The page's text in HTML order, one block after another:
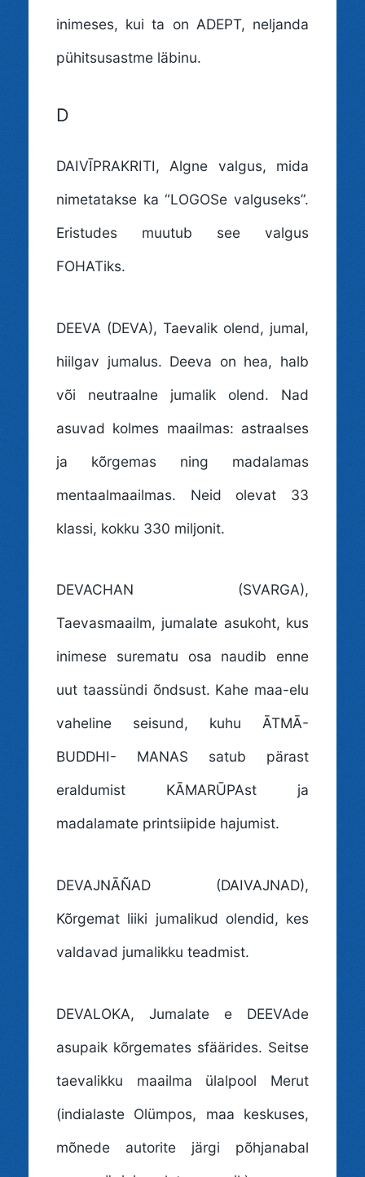
inimeses, kui ta on ADEPT, neljanda
pühitsusastme läbinu.
D
DAIVĪPRAKRITI, Algne valgus, mida
nimetatakse ka “LOGOSe valguseks”.
Eristudes muutub see valgus
FOHATiks.
DEEVA (DEVA), Taevalik olend, jumal,
hiilgav jumalus. Deeva on hea, halb
või neutraalne jumalik olend. Nad
asuvad kolmes maailmas: astraalses
ja kõrgemas ning madalamas
mentaalmaailmas. Neid olevat 33
klassi, kokku 330 miljonit.
DEVACHAN (SVARGA),
Taevasmaailm, jumalate asukoht, kus
inimese surematu osa naudib enne
uut taassündi õndsust. Kahe maa-elu
vaheline seisund, kuhu ĀTMĀ-
BUDDHI- MANAS satub pärast
eraldumist KĀMARŪPAst ja
madalamate printsiipide hajumist.
DEVAJNĀÑAD (DAIVAJNAD),
Kõrgemat liiki jumalikud olendid, kes
valdavad jumalikku teadmist.
DEVALOKA, Jumalate e DEEVAde
asupaik kõrgemates sfäärides. Seitse
taevalikku maailma ülalpool Merut
(indialaste Olümpos, maa keskuses,
mõnede autorite järgi põhjanabal